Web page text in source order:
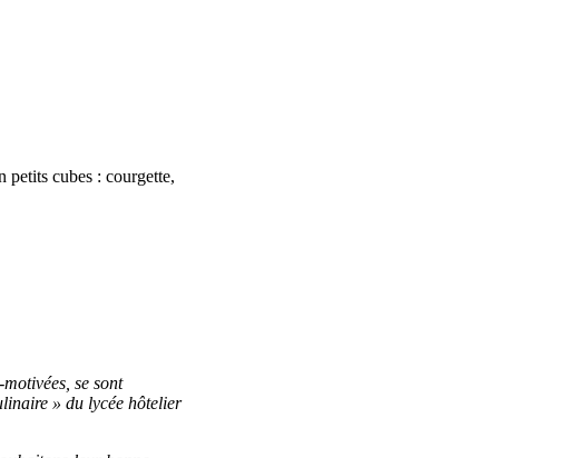
petits cubes : courgette,
se sont
» du lycée hôtelier